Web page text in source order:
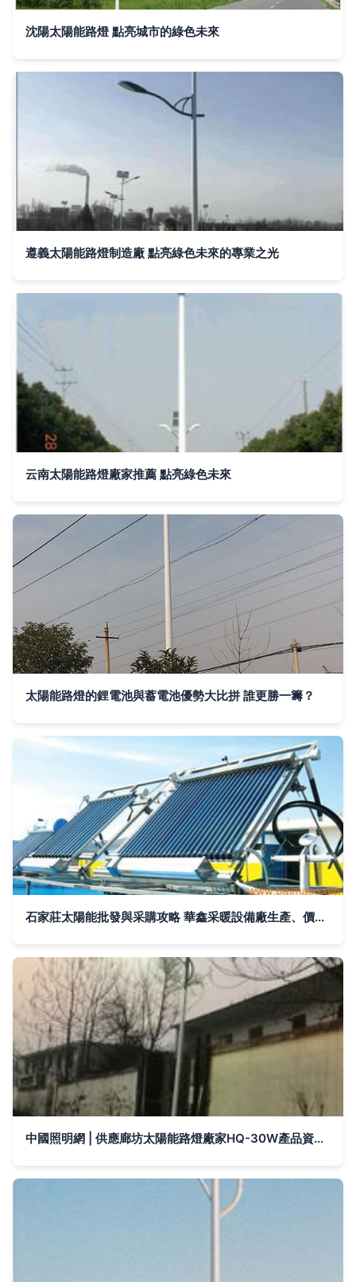
沈陽太陽能路燈 點亮城市的綠色未來
遵義太陽能路燈制造廠 點亮綠色未來的專業之光
云南太陽能路燈廠家推薦 點亮綠色未來
太陽能路燈的鋰電池與蓄電池優勢大比拼 誰更勝一籌？
石家莊太陽能批發與采購攻略 華鑫采暖設備廠生產、價格與安裝要點
中國照明網 | 供應廊坊太陽能路燈廠家HQ-30W產品資料詳析